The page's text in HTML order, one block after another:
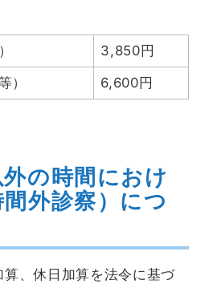
3,850円
）
6,600円
の時間におけ
外診察）につ
、休日加算を法令に基づ